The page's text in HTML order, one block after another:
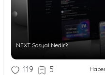
NEXT Sosyal Nedir?
119 5